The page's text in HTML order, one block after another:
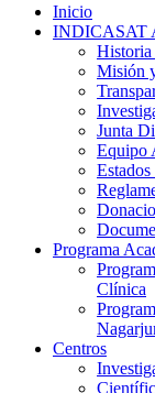
Inicio
INDICASAT
Misión
Junta
Equipo
Programa
Clínica
Centros